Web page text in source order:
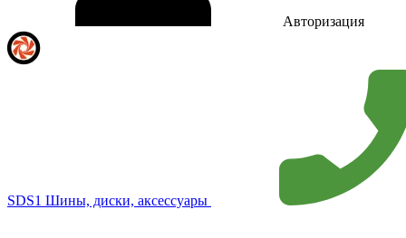
Авторизация
SDS1 Шины, диски, аксессуары